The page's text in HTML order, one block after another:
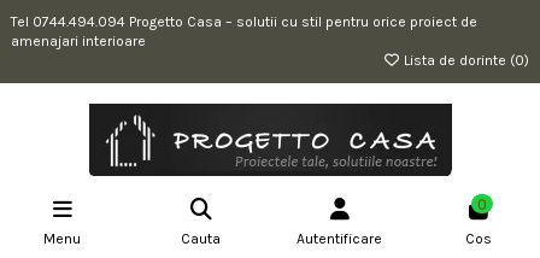
Tel 0744.494.094 Progetto Casa – solutii cu stil pentru orice proiect de
amenajari interioare
Lista de dorinte (0)
Menu Cauta Autentificare
0
Cos